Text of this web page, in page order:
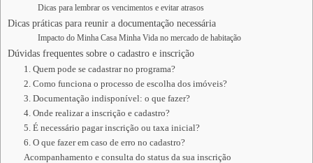
Dicas para lembrar os vencimentos e evitar atrasos
Dicas práticas para reunir a documentação necessária
Impacto do Minha Casa Minha Vida no mercado de habitação
Dúvidas frequentes sobre o cadastro e inscrição
1. Quem pode se cadastrar no programa?
2. Como funciona o processo de escolha dos imóveis?
3. Documentação indisponível: o que fazer?
4. Onde realizar a inscrição e cadastro?
5. É necessário pagar inscrição ou taxa inicial?
6. O que fazer em caso de erro no cadastro?
Acompanhamento e consulta do status da sua inscrição